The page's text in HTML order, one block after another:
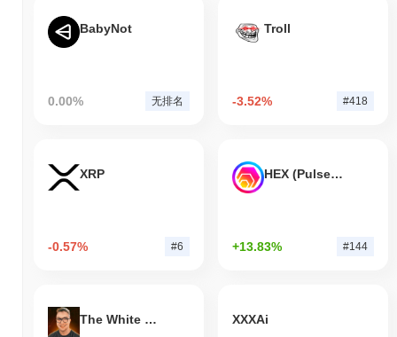
BabyNot
0.00% 无排名
Troll
-3.52% #418
XRP
-0.57% #6
HEX (Pulsechain)
+13.83% #144
The White Bull XXXAi